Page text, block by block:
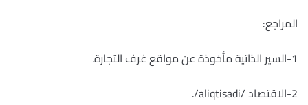
المراجع:
1-السير الذاتية مأخوذة عن مواقع غرف التجارة.
2-الاقتصاد /aliqtisadi/.